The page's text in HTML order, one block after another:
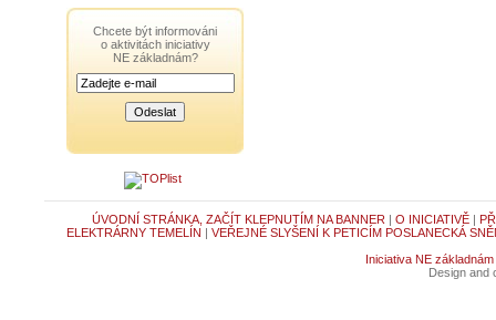
Chcete být informováni
o aktivitách iniciativy
NE základnám?
ÚVODNÍ STRÁNKA, ZAČÍT KLEPNUTÍM NA BANNER | O INICIATIVĚ|
ELEKTRÁRNY TEMELÍN | VEŘEJNÉ SLYŠENÍ K PETICÍM POSLANECKÁ
Iniciativa NE základnám
Design and